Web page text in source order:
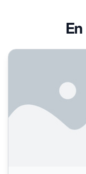
Pourquoi les micro